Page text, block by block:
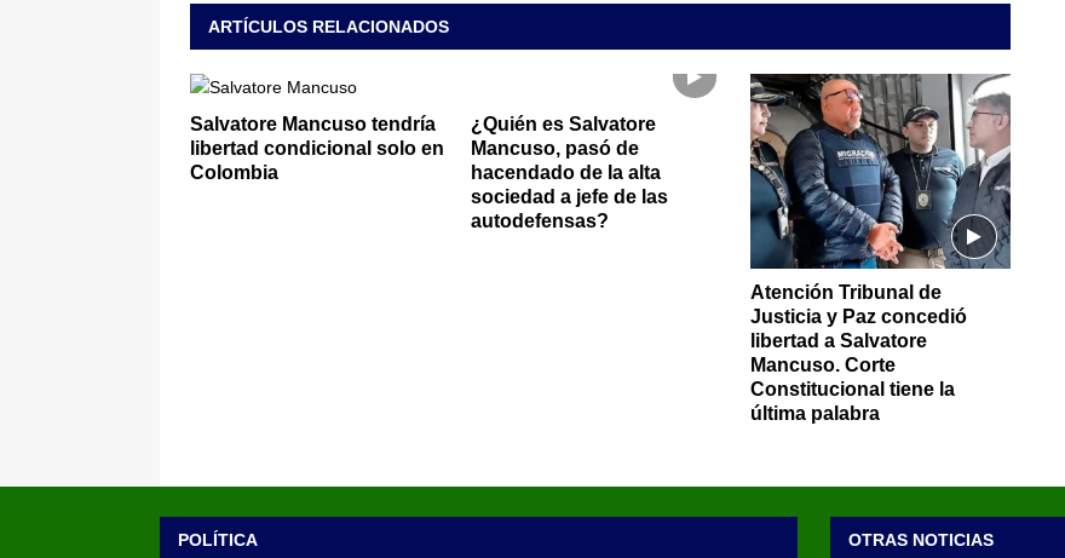
ARTÍCULOS RELACIONADOS
Salvatore Mancuso tendría
libertad condicional solo en
Colombia
¿Quién es Salvatore
Mancuso, pasó de
hacendado de la alta
sociedad a jefe de las
autodefensas?
Atención Tribunal de
Justicia y Paz concedió
libertad a Salvatore
Mancuso. Corte
Constitucional tiene la
última palabra
POLÍTICA OTRAS NOTICIAS